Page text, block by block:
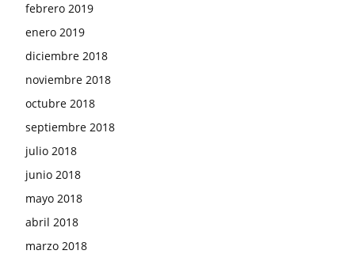
febrero 2019
enero 2019
diciembre 2018
noviembre 2018
octubre 2018
septiembre 2018
julio 2018
junio 2018
mayo 2018
abril 2018
marzo 2018